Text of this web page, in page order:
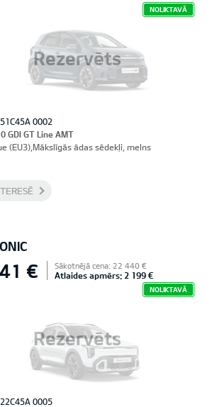
Rezervēts
NOLIKTAVĀ
0002
GDI GT Line AMT
(EU3),Mākslīgās ādas sēdekļi, melns
Rezervēts
€ Sākotnējā cena: 22 440 €
Atlaides apmērs: 2 199 €
NOLIKTAVĀ
0005